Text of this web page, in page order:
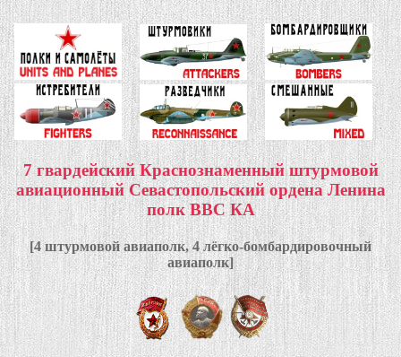
7 гвардейский Краснознаменный штурмовой
авиационный Севастопольский ордена Ленина
полк ВВС КА
[4 штурмовой авиаполк, 4 лёгко-бомбардировочный
авиаполк]